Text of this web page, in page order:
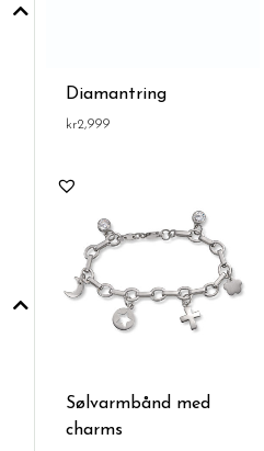
Diamantring
kr2,999
Sølvarmbånd med
charms